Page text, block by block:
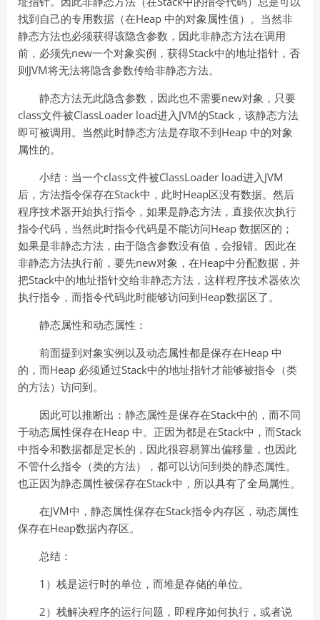
找到自己的专用数据（在Heap 中的对象属性值）。当然非
静态方法也必须获得该隐含参数，因此非静态方法在调用
前，必须先new一个对象实例，获得Stack中的地址指针，否
则JVM将无法将隐含参数传给非静态方法。
静态方法无此隐含参数，因此也不需要new对象，只要
class文件被ClassLoader load进入JVM的Stack，该静态方法
即可被调用。当然此时静态方法是存取不到Heap 中的对象
属性的。
小结：当一个class文件被ClassLoader load进入JVM
后，方法指令保存在Stack中，此时Heap区没有数据。然后
程序技术器开始执行指令，如果是静态方法，直接依次执行
指令代码，当然此时指令代码是不能访问Heap 数据区的；
如果是非静态方法，由于隐含参数没有值，会报错。因此在
非静态方法执行前，要先new对象，在Heap中分配数据，并
把Stack中的地址指针交给非静态方法，这样程序技术器依次
执行指令，而指令代码此时能够访问到Heap数据区了。
静态属性和动态属性：
前面提到对象实例以及动态属性都是保存在Heap 中
的，而Heap 必须通过Stack中的地址指针才能够被指令（类
的方法）访问到。
因此可以推断出：静态属性是保存在Stack中的，而不同
于动态属性保存在Heap 中。正因为都是在Stack中，而Stack
中指令和数据都是定长的，因此很容易算出偏移量，也因此
不管什么指令（类的方法），都可以访问到类的静态属性。
也正因为静态属性被保存在Stack中，所以具有了全局属性。
在JVM中，静态属性保存在Stack指令内存区，动态属性
保存在Heap数据内存区。
总结：
1）栈是运行时的单位，而堆是存储的单位。
2）栈解决程序的运行问题，即程序如何执行，或者说